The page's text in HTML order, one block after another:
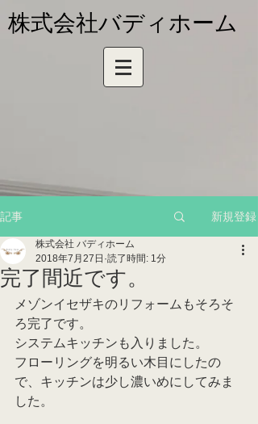
株式会社バディホーム
記事 新規登録
完了間近です。
株式会社 バディホーム
2018年7月27日 読了時間: 1分
メゾンイセザキのリフォームもそろそ
ろ完了です。
システムキッチンも入りました。
フローリングを明るい木目にしたの
で、キッチンは少し濃いめにしてみま
した。